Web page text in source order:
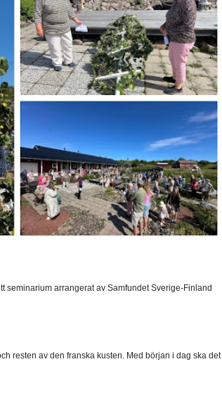
seminarium arrangerat av Samfundet Sverige-Finland
resten av den franska kusten. Med början i dag ska det